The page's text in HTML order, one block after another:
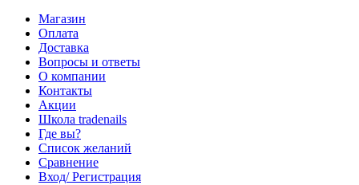
Магазин
Оплата
Доставка
Вопросы и ответы
О компании
Контакты
Акции
Школа tradenails
Где вы?
Список желаний
Сравнение
Вход/ Регистрация